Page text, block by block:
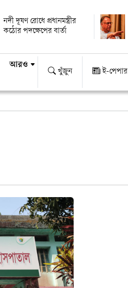
নদী দূষণ রোধে প্রধানমন্ত্রীর
কঠোর পদক্ষেপের বার্তা
আরও
খুঁজুন ই-পেপার